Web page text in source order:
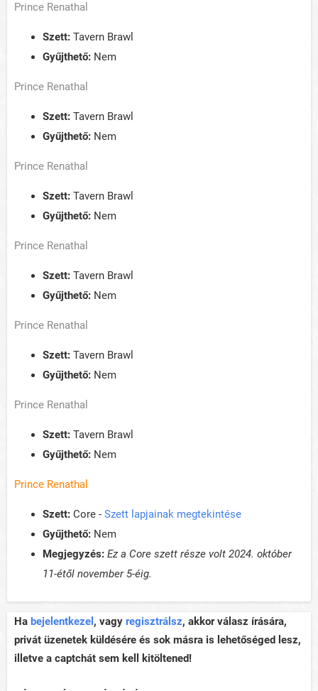
Prince Renathal
Szett: Tavern Brawl
Gyűjthető: Nem
Prince Renathal
Szett: Tavern Brawl
Gyűjthető: Nem
Prince Renathal
Szett: Tavern Brawl
Gyűjthető: Nem
Prince Renathal
Szett: Tavern Brawl
Gyűjthető: Nem
Prince Renathal
Szett: Tavern Brawl
Gyűjthető: Nem
Prince Renathal
Szett: Tavern Brawl
Gyűjthető: Nem
Prince Renathal
Szett: Core - Szett lapjainak megtekintése
Gyűjthető: Nem
Megjegyzés: Ez a Core szett része volt 2024. október
11-étől november 5-éig.
Ha bejelentkezel , vagy regisztrálsz, akkor válasz írására,
privát üzenetek küldésére és sok másra is lehetőséged lesz,
illetve a captchát sem kell kitöltened!